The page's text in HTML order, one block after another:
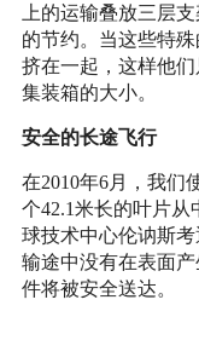
上的运输叠放三层
的节约。当这些特
挤在一起，这样他
集装箱的大小。
安全的长途飞行
在2010年6月，我们
个42.1米长的叶片
球技术中心伦讷斯
输途中没有在表面
件将被安全送达。